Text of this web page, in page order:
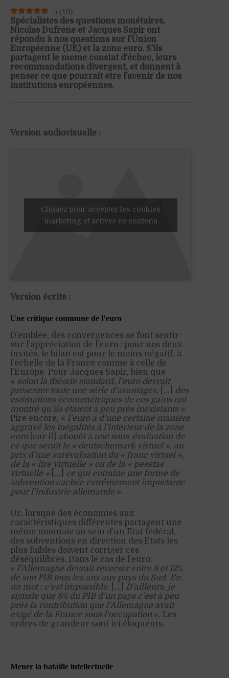
5 ( 10)
Spécialistes des questions monétaires,
Nicolas Dufrêne et Jacques Sapir ont
répondu à nos questions sur l’Union
Européenne (UE) et la zone euro. S’ils
partagent le même constat d’échec, leurs
recommandations divergent, et donnent à
penser ce que pourrait être l’avenir de nos
institutions européennes.
Version audiovisuelle :
Cliquez pour accepter les cookies
marketing et activer ce contenu
Version écrite :
Une critique commune de l’euro
D’emblée, des convergences se font sentir
sur l’appréciation de l’euro : pour nos deux
invités, le bilan est pour le moins négatif, à
l’échelle de la France comme à celle de
l’Europe. Pour Jacques Sapir, bien que
« selon la théorie standard, l’euro devrait
présenter toute une série d’avantages, […]
des
estimations économétriques de ces gains ont
montré qu’ils étaient à peu près inexistants».
Pire encore, « l’euro a d’une certaine manière
aggravé les inégalités à l’intérieur de la zone
euro[car il] aboutit à une sous-évaluation de
ce que serait le « deutschemark virtuel », au
prix d’une surévaluation du « franc virtuel »,
de la « lire virtuelle » ou de la « pesetas
virtuelle » […]
ce qui entraîne une forme de
subvention cachée extrêmement importante
pour l’industrie allemande ».
Or, lorsque des économies aux
caractéristiques différentes partagent une
même monnaie au sein d’un Etat fédéral,
des subventions en direction des Etats les
plus faibles doivent corriger ces
déséquilibres. Dans le cas de l’euro,
« l’Allemagne devrait reverser entre 8 et 12%
de son PIB tous les ans aux pays du Sud. En
un mot : c’est impossible. […] D’ailleurs, je
signale que 8% du PIB d’un pays c’est à peu
près la contribution que l’Allemagne avait
exigé de la France sous l’occupation ». Les
ordres de grandeur sont ici éloquents.
Mener la bataille intellectuelle